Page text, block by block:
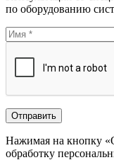
по оборудованию
Нажимая на кнопку
обработку